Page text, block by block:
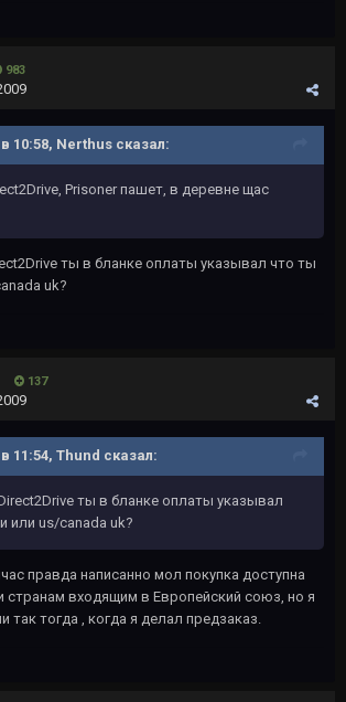
983
10:58, Nerthus сказал:
Prisoner пашет, в деревне щас
ты в бланке оплаты указывал что ты
uk?
137
11:54, Thund сказал:
ты в бланке оплаты указывал
или us/canada uk?
правда написанно мол покупка доступна
странам входящим в Европейский союз, но я
так тогда , когда я делал предзаказ.